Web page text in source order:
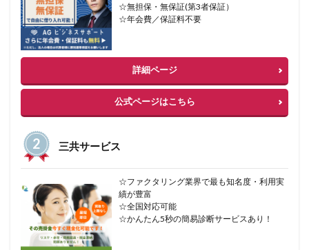
☆無担保・無保証(第3者保証）
☆年会費／保証料不要
詳細ページ
公式ページはこちら
三共サービス
☆ファクタリング業界で最も知名度・利用実
績が豊富
☆全国対応可能
☆かんたん5秒の簡易診断サービスあり！